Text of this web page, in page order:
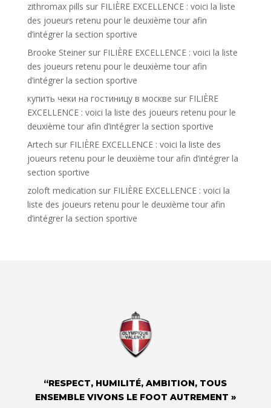
zithromax pills sur FILIÈRE EXCELLENCE : voici la liste
des joueurs retenu pour le deuxième tour afin
d’intégrer la section sportive
Brooke Steinersur FILIÈRE EXCELLENCE : voici la liste
des joueurs retenu pour le deuxième tour afin
d’intégrer la section sportive
купить чеки на гостиницу в москве sur FILIÈRE
EXCELLENCE : voici la liste des joueurs retenu pour le
deuxième tour afin d’intégrer la section sportive
Artech sur FILIÈRE EXCELLENCE : voici la liste des
joueurs retenu pour le deuxième tour afin d’intégrer la
section sportive
zoloft medication sur FILIÈRE EXCELLENCE : voici la
liste des joueurs retenu pour le deuxième tour afin
d’intégrer la section sportive
“RESPECT, HUMILITÉ, AMBITION, TOUS
ENSEMBLE VIVONS LE FOOT AUTREMENT »